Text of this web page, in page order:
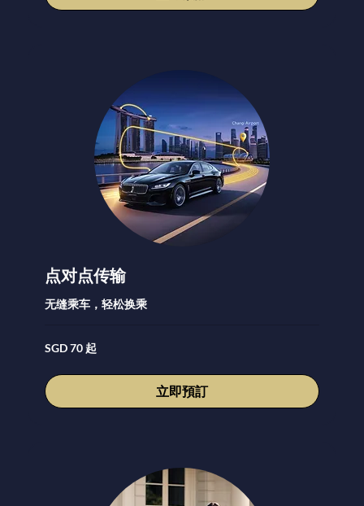
点对点传输
无缝乘车，轻松换乘
70
新
坡
元
起
SGD 70 起
立即預訂